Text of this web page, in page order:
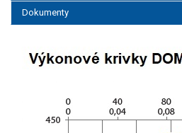
Dokumenty